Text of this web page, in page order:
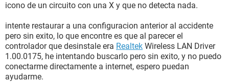
icono de un circuito con una X y que no detecta nada.
intente restaurar a una configuracion anterior al accidente
pero sin exito, lo que encontre es que al parecer el
controlador que desinstale era Realtek Wireless LAN Driver
1.00.0175, he intentando buscarlo pero sin exito, y no puedo
conectarme directamente a internet, espero puedan
ayudarme.